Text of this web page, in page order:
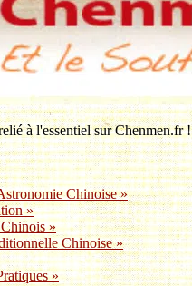
à l'essentiel sur Chenmen.fr !
Chinoise»
»
»
Chinoise»
»